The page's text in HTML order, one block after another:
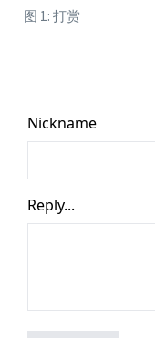
图 1: 打赏